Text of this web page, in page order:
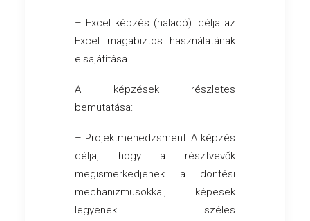
– Excel képzés (haladó): célja az
Excel magabiztos használatának
elsajátítása.
A képzések részletes
bemutatása:
– Projektmenedzsment: A képzés
célja, hogy a résztvevők
megismerkedjenek a döntési
mechanizmusokkal, képesek
legyenek széles